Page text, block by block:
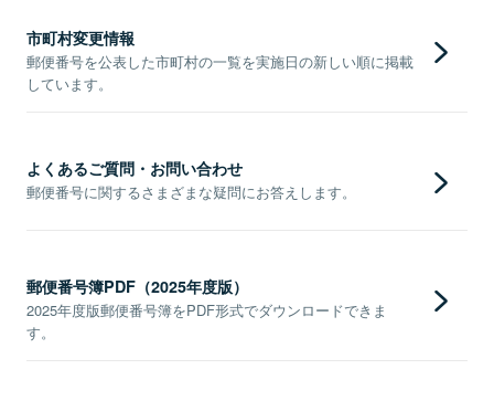
市町村変更情報
郵便番号を公表した市町村の一覧を実施日の新しい順に掲載
しています。
よくあるご質問・お問い合わせ
郵便番号に関するさまざまな疑問にお答えします。
郵便番号簿PDF（2025年度版）
2025年度版郵便番号簿をPDF形式でダウンロードできま
す。